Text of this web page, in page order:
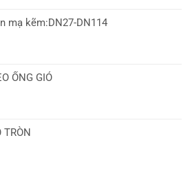
mạ kẽm:DN27-DN114
ỐNG GIÓ
TRÒN